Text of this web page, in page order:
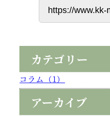
カテゴリー
コラム（1）
アーカイブ